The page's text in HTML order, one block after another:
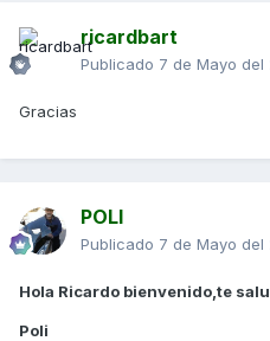
ricardbart
Publicado 7 de Mayo del
Gracias
POLI
Publicado 7 de Mayo del
Hola Ricardo bienvenido,te
Poli